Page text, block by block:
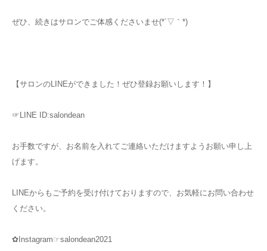
ぜひ、続きはサロンでご体感くださいませ(*´▽｀*)
【サロンのLINEができました！ぜひ登録お願いします！】
☞LINE ID:salondean
お手数ですが、お名前を入れてご連絡いただけますようお願い申し上
げます。
LINEからもご予約を受け付けておりますので、お気軽にお問い合わせ
ください。
✿Instagram☞salondean2021